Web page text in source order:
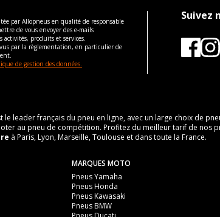
par Allopneus en qualité de responsable
de vous envoyer des e-mails
produits et services.
par la règlementation, en particulier de
de gestion des données.
Suivez
le leader français du pneu en ligne, avec un large choix de
au pneu de compétition. Profitez du meilleur tarif de nos
à Paris, Lyon, Marseille, Toulouse et dans toute la France.
MARQUES MOTO
Pneus Yamaha
Pneus Honda
Pneus Kawasaki
Pneus BMW